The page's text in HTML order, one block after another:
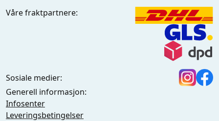
Våre fraktpartnere:
Sosiale medier:
Generell informasjon:
Infosenter
Leveringsbetingelser